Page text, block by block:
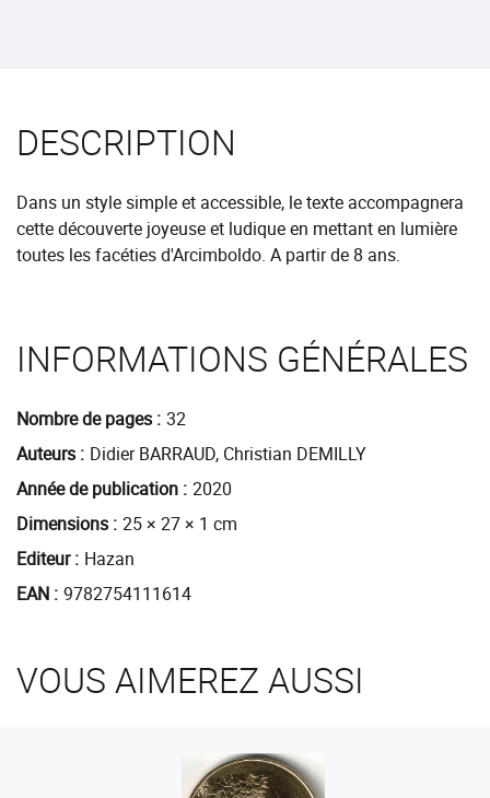
DESCRIPTION
Dans un style simple et accessible, le texte accompagnera
cette découverte joyeuse et ludique en mettant en lumière
toutes les facéties d'Arcimboldo. A partir de 8 ans.
INFORMATIONS GÉNÉRALES
Nombre de pages 32
Auteurs
Didier BARRAUD, Christian DEMILLY
Année de publication 2020
Dimensions 25 × 27 × 1 cm
Editeur
Hazan
EAN 9782754111614
VOUS AIMEREZ AUSSI